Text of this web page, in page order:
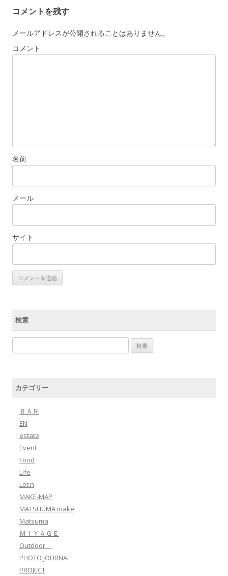
コメントを残す
メールアドレスが公開されることはありません。
コメント
名前
メール
サイト
検索
カテゴリー
ＢＡＲ
EN
estate
Event
Food
Life
Lot.n
MAKE-MAP
MATSHUMA make
Matsuma
ＭＩＹＡＧＥ
Outdoor
PHOTO JOURNAL
PROJECT